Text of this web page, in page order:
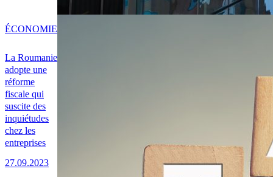
La Roumanie
adopte une
réforme
fiscale qui
suscite des
inquiétudes
chez les
entreprises
27.09.2023
ÉCONOMIE